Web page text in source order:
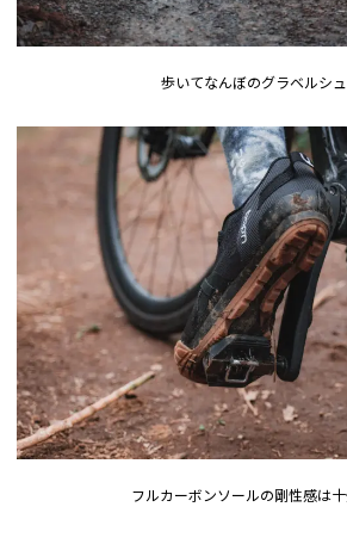
歩いてなんぼのグラベルシ
フルカーボンソールの剛性感は